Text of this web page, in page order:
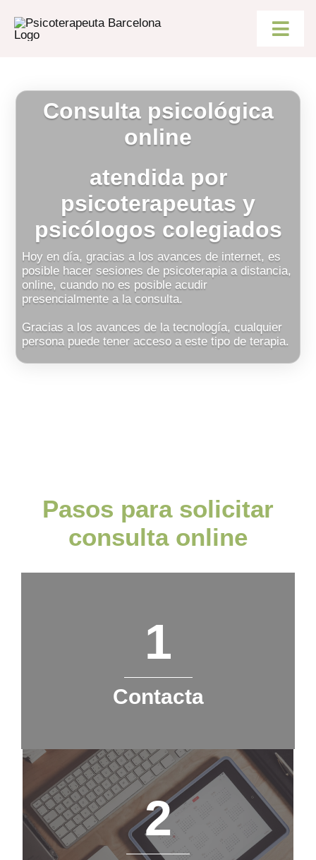
contenido
CONSULTA ONLINE
PSICOTERAPIAS
SOBRE MÍ
BLOG
CONTACTO
Consulta psicológica
online
atendida por
psicoterapeutas y
psicólogos colegiados
Hoy en día, gracias a los avances de internet, es
posible hacer sesiones de psicoterapia a distancia,
online, cuando no es posible acudir
presencialmente a la consulta.
Gracias a los avances de la tecnología, cualquier
persona puede tener acceso a este tipo de terapia.
Pasos para solicitar
consulta online
1
Contacta
2